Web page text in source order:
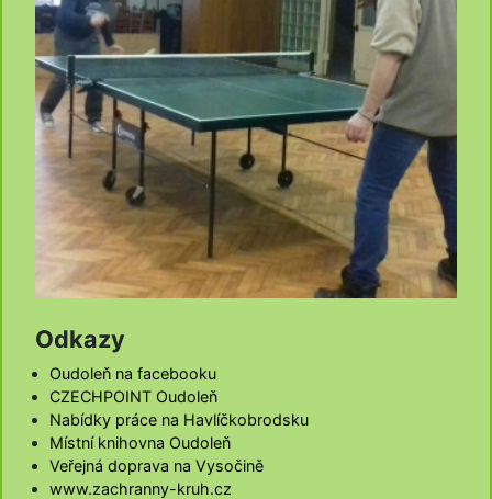
Odkazy
Oudoleň na facebooku
CZECHPOINT Oudoleň
Nabídky práce na Havlíčkobrodsku
Místní knihovna Oudoleň
Veřejná doprava na Vysočině
www.zachranny-kruh.cz